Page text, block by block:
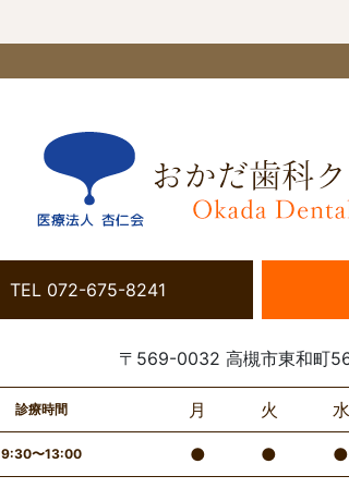
TEL 072-675-8241
〒569-0032 高槻市東和町
診療時間 月 火 水
9:30〜13:00 ● ● ●